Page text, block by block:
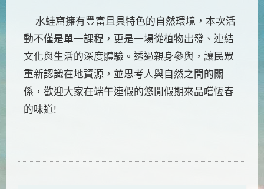
水蛙窟擁有豐富且具特色的自然環境，本次活
動不僅是單一課程，更是一場從植物出發、連結
文化與生活的深度體驗。透過親身參與，讓民眾
重新認識在地資源，並思考人與自然之間的關
係，歡迎大家在端午連假的悠閒假期來品嚐恆春
的味道!